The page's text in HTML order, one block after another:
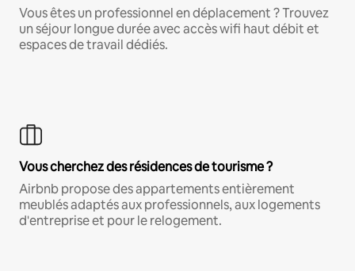
Vous êtes un professionnel en déplacement ? Trouvez
un séjour longue durée avec accès wifi haut débit et
espaces de travail dédiés.
Vous cherchez des résidences de tourisme ?
Airbnb propose des appartements entièrement
meublés adaptés aux professionnels, aux logements
d'entreprise et pour le relogement.